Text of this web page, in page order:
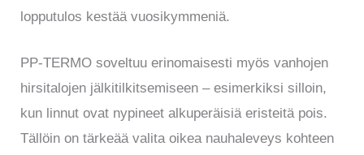
lopputulos kestää vuosikymmeniä.
PP-TERMO soveltuu erinomaisesti myös vanhojen
hirsitalojen jälkitilkitsemiseen – esimerkiksi silloin,
kun linnut ovat nypineet alkuperäisiä eristeitä pois.
Tällöin on tärkeää valita oikea nauhaleveys kohteen